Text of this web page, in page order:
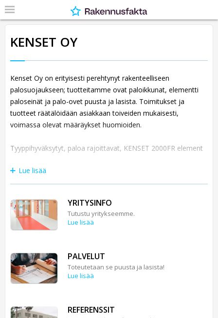
KENSET OY
Kenset Oy on erityisesti perehtynyt rakenteelliseen
palosuojaukseen; tuotteitamme ovat paloikkunat, elementti
paloseinät ja palo-ovet puusta ja lasista. Toimitukset ja
tuotteet räätälöidään asiakkaan toiveiden mukaisesti,
voimassa olevat määräykset huomioiden.
Tyyppihyväksytyt, paloa rajoittavat, KENSET 2000FR element
Lue lisää
YRITYSINFO
Tutustu yritykseemme.
Lue lisää
PALVELUT
Toteutetaan se puusta ja lasista!
Lue lisää
REFERENSSIT